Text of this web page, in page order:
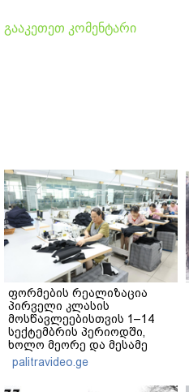
გააკეთეთ კომენტარი
ფორმების რეალიზაცია
პირველი კლასის
მოსწავლეებისთვის 1–14
სექტემბრის პერიოდში,
ხოლო მეორე და მესამე
ეტაპებზე...
palitravideo.ge